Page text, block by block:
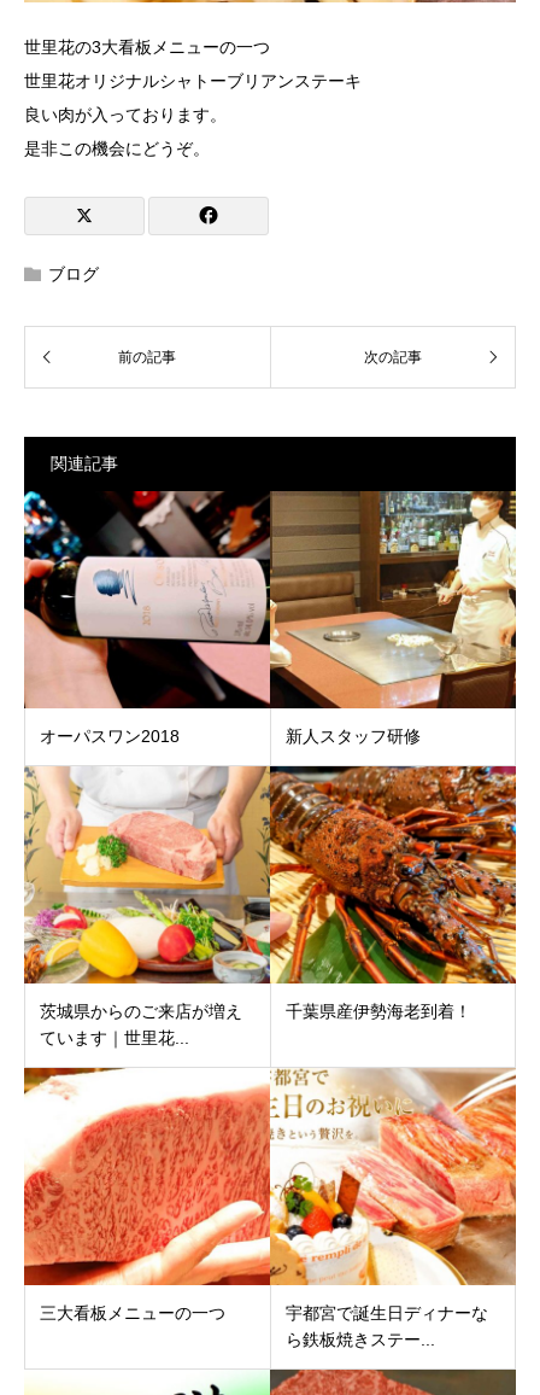
世里花の3大看板メニューの一つ
世里花オリジナルシャトーブリアンステーキ
良い肉が入っております。
是非この機会にどうぞ。
ブログ
関連記事
オーパスワン2018 新人スタッフ研修
茨城県からのご来店が増え
ています｜世里花...
千葉県産伊勢海老到着！
三大看板メニューの一つ
宇都宮で誕生日ディナーな
ら鉄板焼きステー...